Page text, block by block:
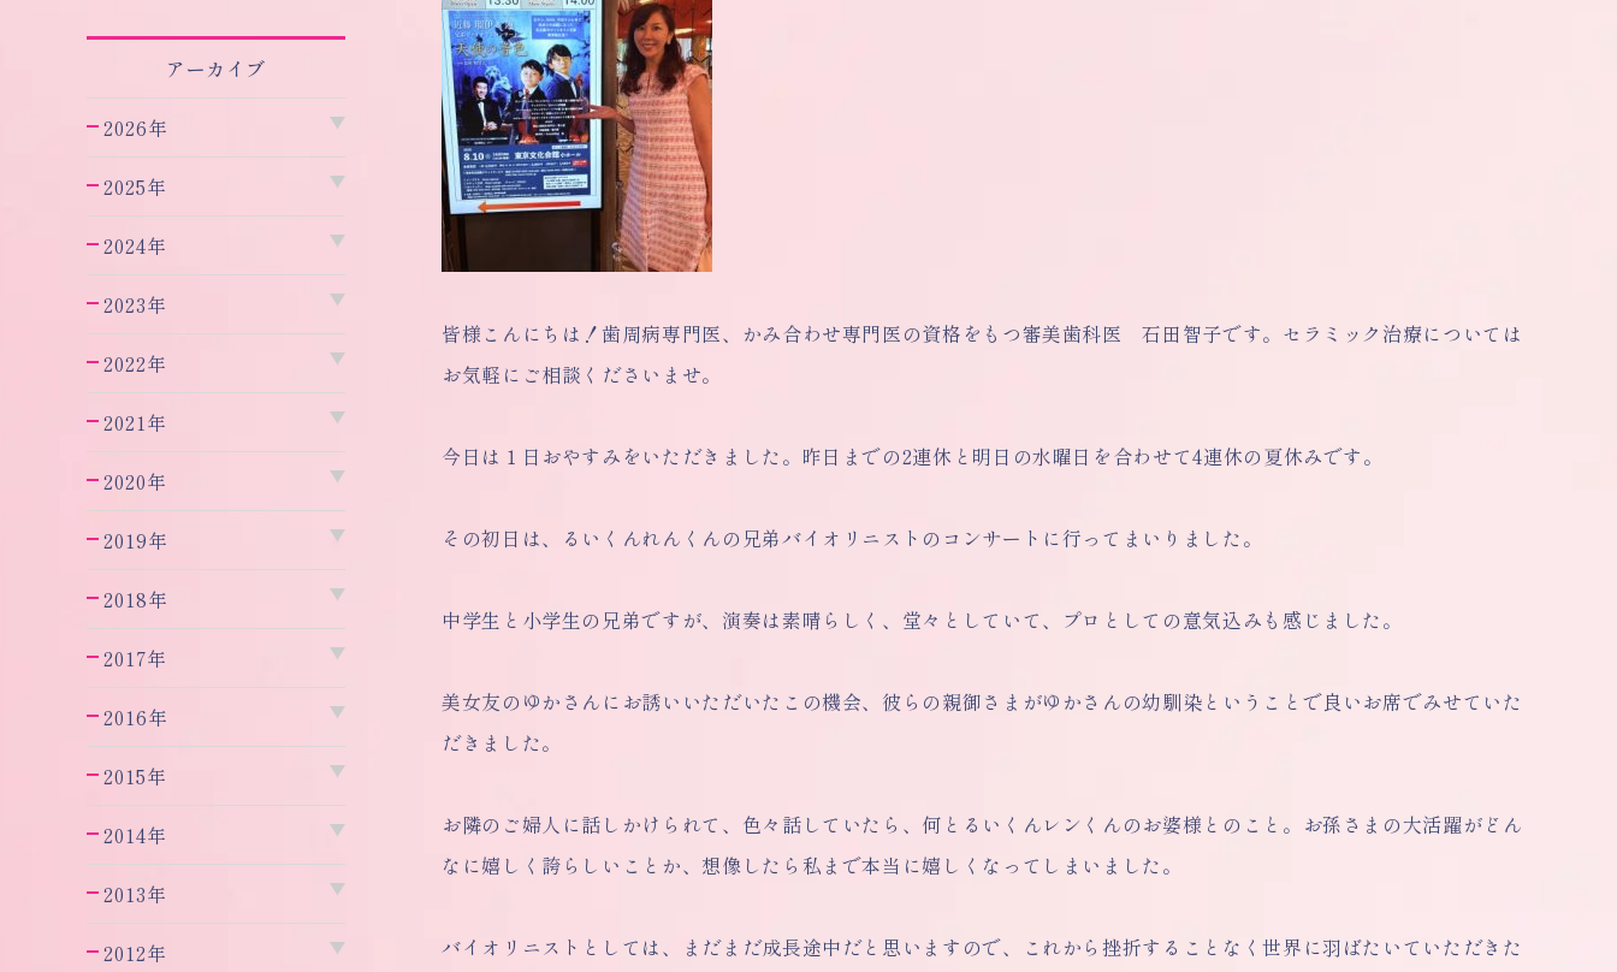
アーカイブ
2026年
2025年
2024年
2023年
2022年
2021年
2020年
2019年
2018年
2017年
2016年
2015年
2014年
2013年
2012年
皆様こんにちは！歯周病専門医、かみ合わせ専門医の資格をもつ審美歯科医 石田智子です。セラミック治療については
お気軽にご相談くださいませ。
今日は１日おやすみをいただきました。昨日までの2連休と明日の水曜日を合わせて4連休の夏休みです。
その初日は、るいくんれんくんの兄弟バイオリニストのコンサートに行ってまいりました。
中学生と小学生の兄弟ですが、演奏は素晴らしく、堂々としていて、プロとしての意気込みも感じました。
美女友のゆかさんにお誘いいただいたこの機会、彼らの親御さまがゆかさんの幼馴染ということで良いお席でみせていた
だきました。
お隣のご婦人に話しかけられて、色々話していたら、何とるいくんレンくんのお婆様とのこと。お孫さまの大活躍がどん
なに嬉しく誇らしいことか、想像したら私まで本当に嬉しくなってしまいました。
バイオリニストとしては、まだまだ成長途中だと思いますので、これから挫折することなく世界に羽ばたいていただきた